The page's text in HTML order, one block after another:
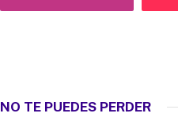
NO TE PUEDES PERDER